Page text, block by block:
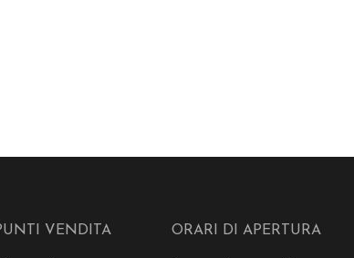
VENDITA ORARI DI APERTURA